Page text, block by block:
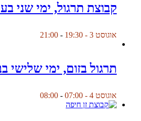
קבוצת תרגול, ימי שני
אוגוסט 3 - 19:30 -
21:00
תרגול בזום, ימי שלישי
אוגוסט 4 - 07:00 -
08:00